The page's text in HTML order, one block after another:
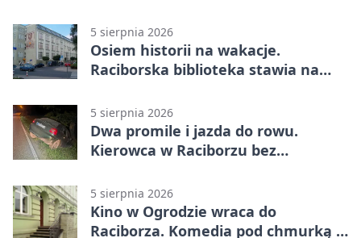
5 sierpnia 2026
Osiem historii na wakacje.
Raciborska biblioteka stawia na
5 sierpnia 2026
Dwa promile i jazda do rowu.
Kierowca w Raciborzu bez
5 sierpnia 2026
Kino w Ogrodzie wraca do
Raciborza. Komedia pod chmurką w